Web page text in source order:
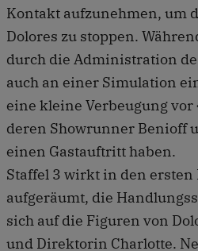
Kontakt aufzunehmen, um
Dolores zu stoppen.
durch die Administration
auch an einer Simulation
eine kleine Verbeugung vor
deren Showrunner Benioff
einen Gastauftritt haben.
Staffel 3 wirkt in den ersten
aufgeräumt, die
sich auf die Figuren von
und Direktorin Charlotte.